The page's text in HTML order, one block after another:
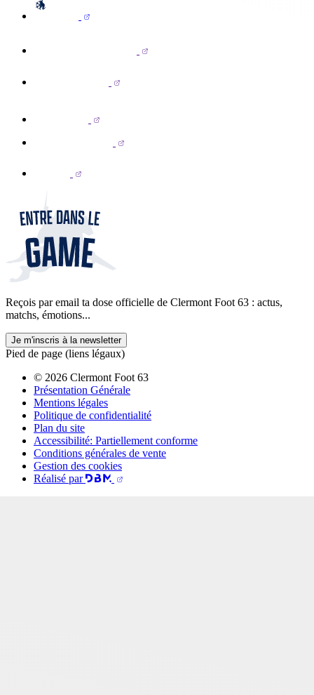
Reçois par email ta dose officielle de Clermont Foot 63 : actus,
matchs, émotions...
Je m'inscris à la newsletter
Pied de page (liens légaux)
© 2026 Clermont Foot 63
Présentation Générale
Mentions légales
Politique de confidentialité
Plan du site
Accessibilité: Partiellement conforme
Conditions générales de vente
Gestion des cookies
Réalisé par